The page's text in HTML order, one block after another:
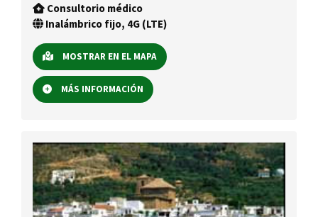
Consultorio médico
Inalámbrico fijo, 4G (LTE)
MOSTRAR EN EL MAPA
MÁS INFORMACIÓN